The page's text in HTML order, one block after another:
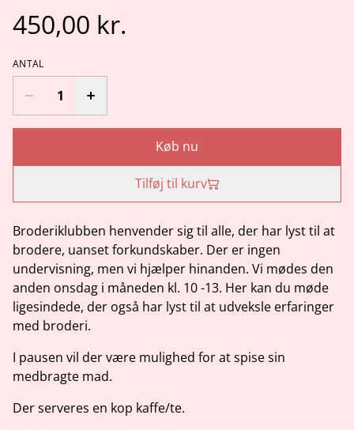
450,00 kr.
ANTAL
Køb nu
Tilføj til kurv
Broderiklubben henvender sig til alle, der har lyst til at
brodere, uanset forkundskaber. Der er ingen
undervisning, men vi hjælper hinanden. Vi mødes den
anden onsdag i måneden kl. 10 -13. Her kan du møde
ligesindede, der også har lyst til at udveksle erfaringer
med broderi.
I pausen vil der være mulighed for at spise sin
medbragte mad.
Der serveres en kop kaffe/te.